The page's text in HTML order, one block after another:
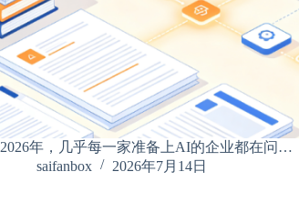
2026年，几乎每一家准备上AI的企业都在问…
saifanbox
2026年7月14日